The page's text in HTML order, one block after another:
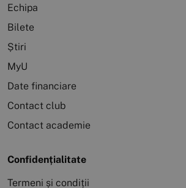
Echipa
Bilete
Știri
MyU
Date financiare
Contact club
Contact academie
Confidențialitate
Termeni și condiții